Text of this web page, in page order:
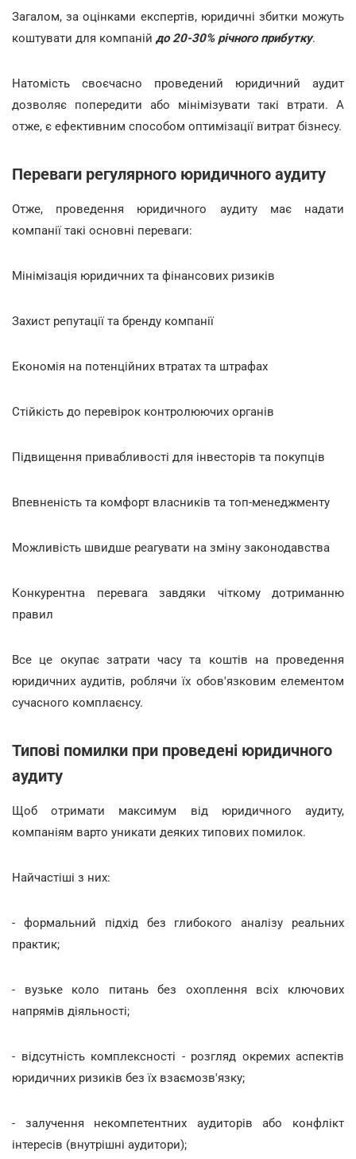
Загалом, за оцінками експертів, юридичні збитки можуть
коштувати для компаній до 20-30% річного прибутку.
Натомість своєчасно проведений юридичний аудит
дозволяє попередити або мінімізувати такі втрати. А
отже, є ефективним способом оптимізації витрат бізнесу.
Переваги регулярного юридичного аудиту
Отже, проведення юридичного аудиту має надати
компанії такі основні переваги:
Мінімізація юридичних та фінансових ризиків
Захист репутації та бренду компанії
Економія на потенційних втратах та штрафах
Стійкість до перевірок контролюючих органів
Підвищення привабливості для інвесторів та покупців
Впевненість та комфорт власників та топ-менеджменту
Можливість швидше реагувати на зміну законодавства
Конкурентна перевага завдяки чіткому дотриманню
правил
Все це окупає затрати часу та коштів на проведення
юридичних аудитів, роблячи їх обов'язковим елементом
сучасного комплаєнсу.
Типові помилки при проведені юридичного
аудиту
Щоб отримати максимум від юридичного аудиту,
компаніям варто уникати деяких типових помилок.
Найчастіші з них:
- формальний підхід без глибокого аналізу реальних
практик;
- вузьке коло питань без охоплення всіх ключових
напрямів діяльності;
- відсутність комплексності - розгляд окремих аспектів
юридичних ризиків без їх взаємозв'язку;
- залучення некомпетентних аудиторів або конфлікт
інтересів (внутрішні аудитори);